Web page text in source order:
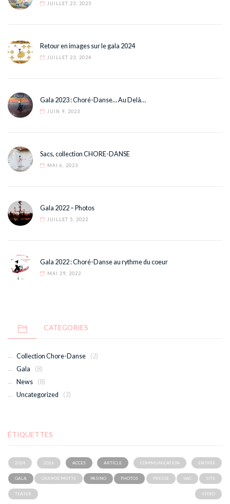
JUILLET 23, 2025
Retour en images sur le gala 2024
JUILLET 23, 2024
Gala 2023 : Choré-Danse… Au Delà…
JUIN 9, 2023
Sacs, collection CHORE-DANSE
MAI 6, 2023
Gala 2022 – Photos
JUILLET 5, 2022
Gala 2022 : Choré-Danse au rythme du coeur
MAI 29, 2022
CATEGORIES
Collection Chore-Danse
(2)
Gala
(8)
News
(8)
Uncategorized
(2)
ÉTIQUETTES
2024 2026 ACCES ARTICLE COMMUNICATION ENTRÉE
GALA GRANDE MOTTE PASINO PHOTOS PRESSE SAC SITE
TEASER VIDEO